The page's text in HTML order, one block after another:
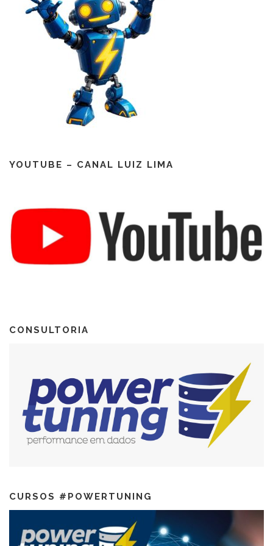
YOUTUBE – CANAL LUIZ LIMA
CONSULTORIA
CURSOS #POWERTUNING